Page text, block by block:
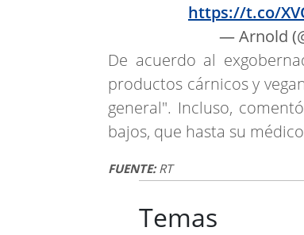
https://t.co/
— Arnold
De acuerdo al
productos cárnicos y
general". Incluso,
bajos, que hasta su
FUENTE:RT
Temas